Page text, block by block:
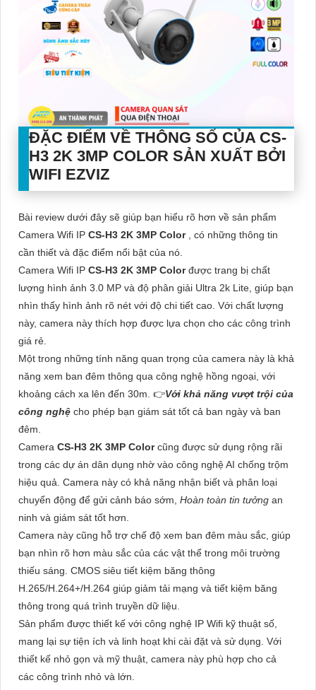
ĐẶC ĐIỂM VỀ THÔNG SỐ CỦA CS-
H3 2K 3MP COLOR SẢN XUẤT BỞI
WIFI EZVIZ
Bài review dưới đây sẽ giúp bạn hiểu rõ hơn về sản phẩm
Camera Wifi IP CS-H3 2K 3MP Color
, có những thông tin
cần thiết và đặc điểm nổi bật của nó.
Camera Wifi IP CS-H3 2K 3MP Colorđược trang bị chất
lượng hình ảnh 3.0 MP và độ phân giải Ultra 2k Lite, giúp bạn
nhìn thấy hình ảnh rõ nét với độ chi tiết cao. Với chất lượng
này, camera này thích hợp được lựa chọn cho các công trình
giá rẻ.
Một trong những tính năng quan trọng của camera này là khả
năng xem ban đêm thông qua công nghệ hồng ngoại, với
khoảng cách xa lên đến 30m. 👉Với khả năng vượt trội của
công nghệ cho phép bạn giám sát tốt cả ban ngày và ban
đêm.
Camera CS-H3 2K 3MP Colorcũng được sử dụng rộng rãi
trong các dự án dân dụng nhờ vào công nghệ AI chống trộm
hiệu quả. Camera này có khả năng nhận biết và phân loại
chuyển động để gửi cảnh báo sớm, Hoàn toàn tin tưởng an
ninh và giám sát tốt hơn.
Camera này cũng hỗ trợ chế độ xem ban đêm màu sắc, giúp
bạn nhìn rõ hơn màu sắc của các vật thể trong môi trường
thiếu sáng. CMOS siêu tiết kiệm băng thông
H.265/H.264+/H.264 giúp giảm tải mạng và tiết kiệm băng
thông trong quá trình truyền dữ liệu.
Sản phẩm được thiết kế với công nghệ IP Wifi kỹ thuật số,
mang lại sự tiện ích và linh hoạt khi cài đặt và sử dụng. Với
thiết kế nhỏ gọn và mỹ thuật, camera này phù hợp cho cả
các công trình nhỏ và lớn.